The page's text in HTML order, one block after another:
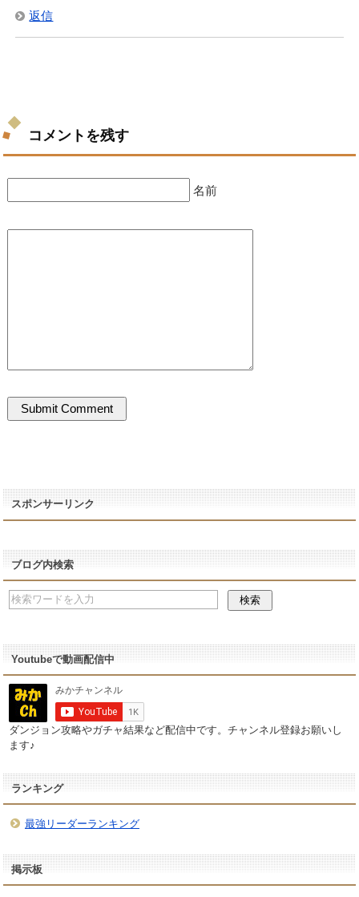
返信
コメントを残す
名前
スポンサーリンク
ブログ内検索
Youtubeで動画配信中
ダンジョン攻略やガチャ結果など配信中です。チャンネル登録お願いし
ます♪
ランキング
最強リーダーランキング
掲示板